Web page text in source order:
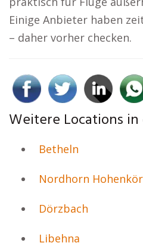
Einige Anbieter haben
– daher vorher checken.
Weitere Locations
Betheln
Nordhorn
Dörzbach
Libehna